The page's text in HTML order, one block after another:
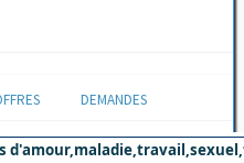
DEMANDES